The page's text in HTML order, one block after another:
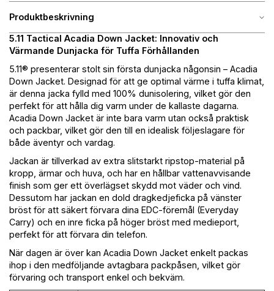
Produktbeskrivning
5.11 Tactical Acadia Down Jacket: Innovativ och
Värmande Dunjacka för Tuffa Förhållanden
5.11® presenterar stolt sin första dunjacka någonsin – Acadia
Down Jacket. Designad för att ge optimal värme i tuffa klimat,
är denna jacka fylld med 100% dunisolering, vilket gör den
perfekt för att hålla dig varm under de kallaste dagarna.
Acadia Down Jacket är inte bara varm utan också praktisk
och packbar, vilket gör den till en idealisk följeslagare för
både äventyr och vardag.
Jackan är tillverkad av extra slitstarkt ripstop-material på
kropp, ärmar och huva, och har en hållbar vattenavvisande
finish som ger ett överlägset skydd mot väder och vind.
Dessutom har jackan en dold dragkedjeficka på vänster
bröst för att säkert förvara dina EDC-föremål (Everyday
Carry) och en inre ficka på höger bröst med medieport,
perfekt för att förvara din telefon.
När dagen är över kan Acadia Down Jacket enkelt packas
ihop i den medföljande avtagbara packpåsen, vilket gör
förvaring och transport enkel och bekväm.